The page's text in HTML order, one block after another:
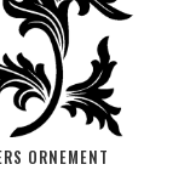
ORNEMENT